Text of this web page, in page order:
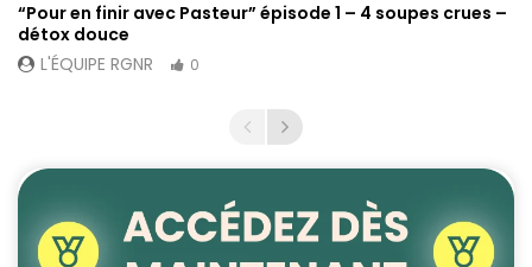
“Pour en finir avec Pasteur” épisode 1 – 4 soupes crues –
détox douce
L'ÉQUIPE RGNR
0